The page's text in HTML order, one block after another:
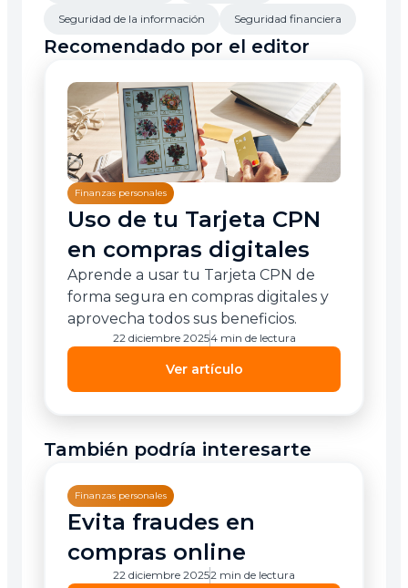
Seguridad de la información Seguridad financiera
Recomendado por el editor
Finanzas personales
Uso de tu Tarjeta CPN
en compras digitales
Aprende a usar tu Tarjeta CPN de
forma segura en compras digitales y
aprovecha todos sus beneficios.
Ver artículo
22 diciembre 20254 min de lectura
También podría interesarte
Finanzas personales
Evita fraudes en
compras online
22 diciembre 20252 min de lectura